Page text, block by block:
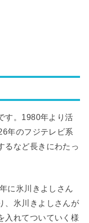
す。1980年より活
年のフジテレビ系
るなど長きにわたっ
に氷川きよしさん
、氷川きよしさんが
入れてついていく様